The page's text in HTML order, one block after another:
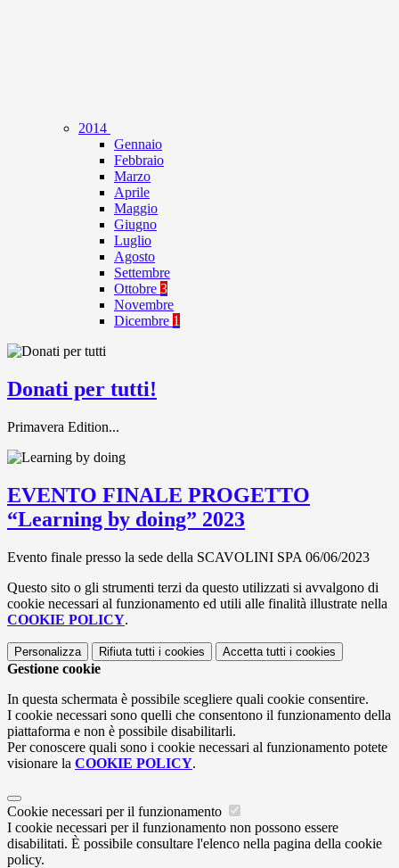
2014
Gennaio
Febbraio
Marzo
Aprile
Maggio
Giugno
Luglio
Agosto
Settembre
Ottobre 3
Novembre
Dicembre 1
Donati per tutti!
Primavera Edition...
EVENTO FINALE PROGETTO
“Learning by doing” 2023
Evento finale presso la sede della SCAVOLINI SPA 06/06/2023
Questo sito o gli strumenti terzi da questo utilizzati si avvalgono di
cookie necessari al funzionamento ed utili alle finalità illustrate nella
COOKIE POLICY.
Personalizza Rifiuta tutti i cookies Accetta tutti i cookies
Gestione cookie
In questa schermata è possibile scegliere quali cookie consentire.
I cookie necessari sono quelli che consentono il funzionamento della
piattaforma e non è possibile disabilitarli.
Per conoscere quali sono i cookie necessari al funzionamento potete
visionare la COOKIE POLICY.
Cookie necessari per il funzionamento
I cookie necessari per il funzionamento non possono essere
disabilitati. È possibile consultare l'elenco nella pagina della cookie
policy.